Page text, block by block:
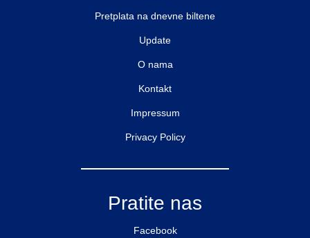
Pretplata na dnevne biltene
Update
O nama
Kontakt
Impressum
Privacy Policy
Pratite nas
Facebook